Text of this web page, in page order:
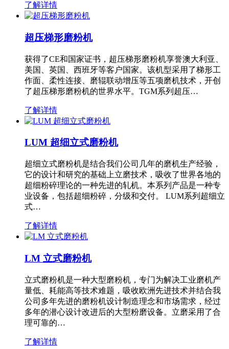
了解详情
超压梯形磨粉机
获得了CE和国家证书，超压梯形磨粉机享誉澳大利亚、
美国、英国、西班牙等客户国家。该机型采用了梯形工
作面、柔性连接、磨辊联动增压等五项磨机技术，开创
了超压梯形磨粉机的世界水平。TGM系列超压…
了解详情
LUM 超细立式磨粉机
超细立式磨粉机是结合我们公司几年的磨机生产经验，
它的设计和研究的基础上立磨技术，吸收了世界各地的
超细粉碎理论的一种先进的轧机。本系列产品是一种专
业设备，包括超细粉碎，分级和交付。 LUM系列超细立
式…
了解详情
LM 立式磨粉机
立式磨粉机是一种大型磨粉机，专门为解决工业磨机产
量低、耗能高等技术难题，吸收欧洲先进技术并结合我
公司多年先进的磨粉机设计制造理念和市场需求，经过
多年的潜心设计改进后的大型粉磨设备。立磨采用了合
理可靠的…
了解详情